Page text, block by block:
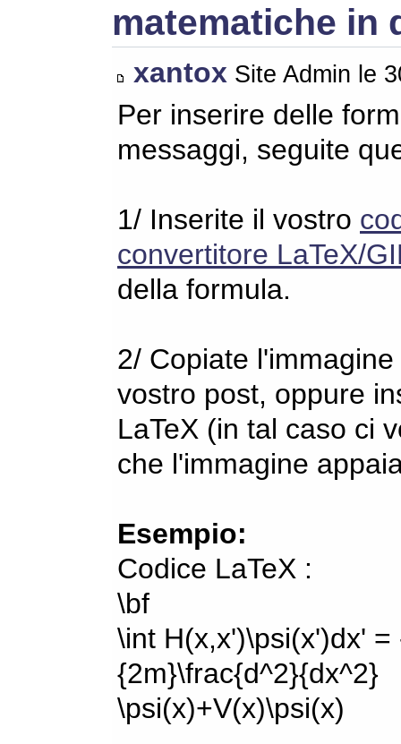
matematiche in
xantox Site Admin le
Per inserire delle
messaggi, seguite
1/ Inserite il vostro
convertitore LaTeX/
della formula.
2/ Copiate
vostro post, oppure
LaTeX (in tal caso ci
che l'immagine
Esempio:
Codice LaTeX :
\bf
\int H(x,x')\psi(x')dx'
{2m}\frac{d^2}{dx^2}
\psi(x)+V(x)\psi(x)